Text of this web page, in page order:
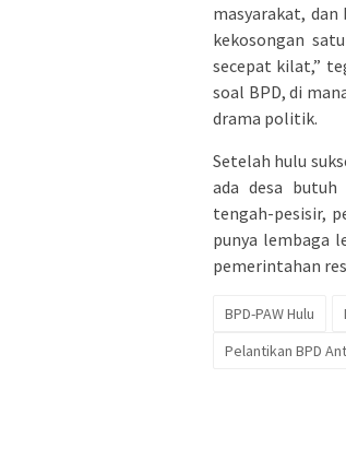
masyarakat,
kekosongan
secepat kilat,”
soal BPD, di
drama politik.
Setelah hulu
ada desa butuh
tengah-pesisir,
punya lembaga
pemerintahan
BPD-PAW Hulu
Pelantikan BPD